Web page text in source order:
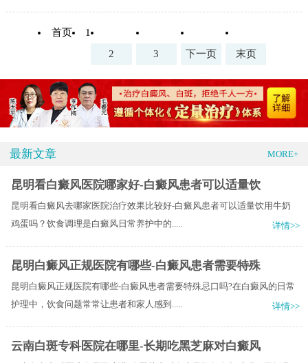
首页
1
2
3 下一页 末页
最新文章 MORE+
昆明看白癜风医院哪家好-白癜风患者可以适量饮
昆明看白癜风去哪家医院治疗效果比较好-白癜风患者可以适量饮用牛奶
鸡蛋吗？饮食调理是白癜风日常养护中的.....
详情>>
昆明白癜风正规医院有哪些-白癜风患者需要特殊
昆明白癜风正规医院有哪些-白癜风患者需要特殊忌口吗?在白癜风的日常
护理中，饮食问题常常让患者和家人感到.....
详情>>
云南白斑专科医院在哪里-长期吃黑芝麻对白癜风